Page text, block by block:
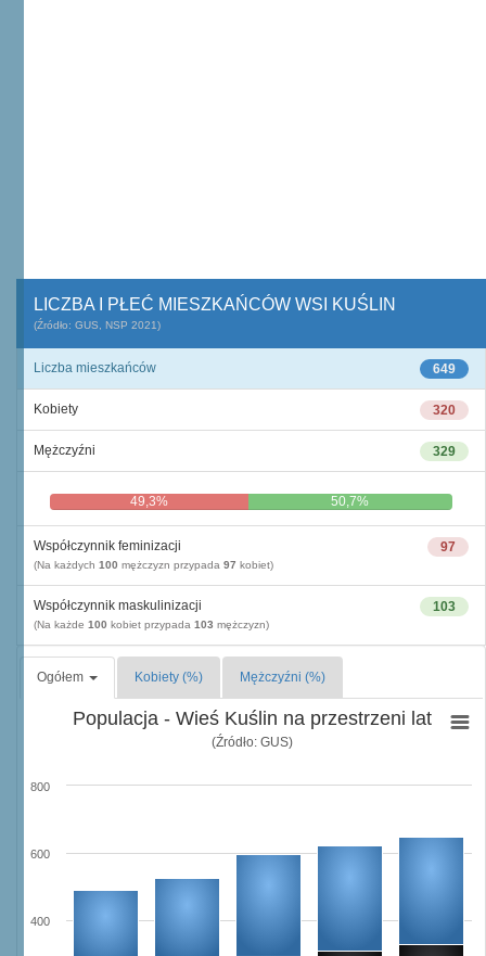
LICZBA I PŁEĆ MIESZKAŃCÓW WSI KUŚLIN
(Źródło: GUS, NSP 2021)
649
Liczba mieszkańców
320
Kobiety
329
Mężczyźni
49,3% 50,7%
97
Współczynnik feminizacji
(Na każdych 100 mężczyzn przypada 97 kobiet)
103
Współczynnik maskulinizacji
(Na każde 100 kobiet przypada 103 mężczyzn)
Ogółem Kobiety (%) Mężczyźni (%)
Populacja - Wieś Kuślin na przestrzeni lat
(Źródło: GUS)
400
600
800